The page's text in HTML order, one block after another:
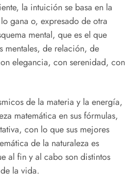
la intuición se basa en la
gana o, expresado de otra
mental, que es el que
mentales, de relación, de
elegancia, con serenidad, con
de la materia y la energía,
matemática en sus fórmulas,
con lo que sus mejores
de la naturaleza es
al fin y al cabo son distintos
la vida.